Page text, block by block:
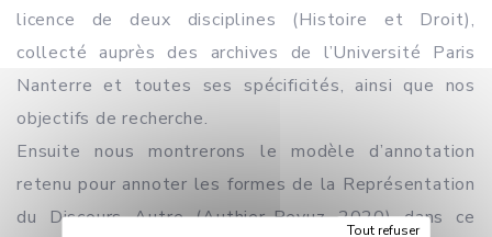
licence de deux disciplines (Histoire et Droit),
collecté auprès des archives de l’Université Paris
Nanterre et toutes ses spécificités, ainsi que nos
objectifs de recherche.
Ensuite nous montrerons le modèle d’annotation
retenu pour annoter les formes de la Représentation
du Discours Autre (Authier-Revuz 2020) dans ce
Tout refuser